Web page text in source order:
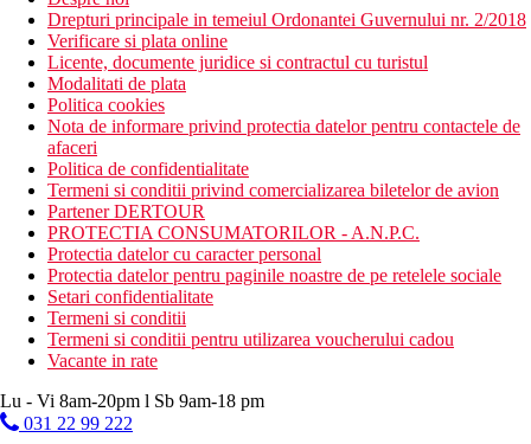
Drepturi principale in temeiul Ordonantei Guvernului nr. 2/2018
Verificare si plata online
Licente, documente juridice si contractul cu turistul
Modalitati de plata
Politica cookies
Nota de informare privind protectia datelor pentru contactele de
afaceri
Politica de confidentialitate
Termeni si conditii privind comercializarea biletelor de avion
Partener DERTOUR
PROTECTIA CONSUMATORILOR - A.N.P.C.
Protectia datelor cu caracter personal
Protectia datelor pentru paginile noastre de pe retelele sociale
Setari confidentialitate
Termeni si conditii
Termeni si conditii pentru utilizarea voucherului cadou
Vacante in rate
Lu - Vi 8am-20pm l Sb 9am-18 pm
031 22 99 222